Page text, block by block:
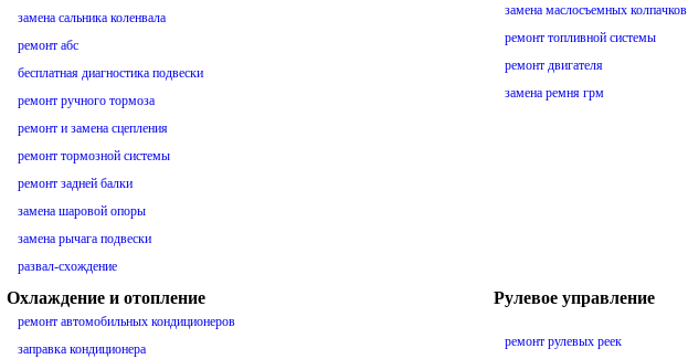
замена сальника коленвала
ремонт абс
бесплатная диагностика подвески
ремонт ручного тормоза
ремонт и замена сцепления
ремонт тормозной системы
ремонт задней балки
замена шаровой опоры
замена рычага подвески
развал-схождение
замена маслосъемных колпачков
ремонт топливной системы
ремонт двигателя
замена ремня грм
Охлаждение и отопление
ремонт автомобильных кондиционеров
заправка кондиционера
Рулевое управление
ремонт рулевых реек